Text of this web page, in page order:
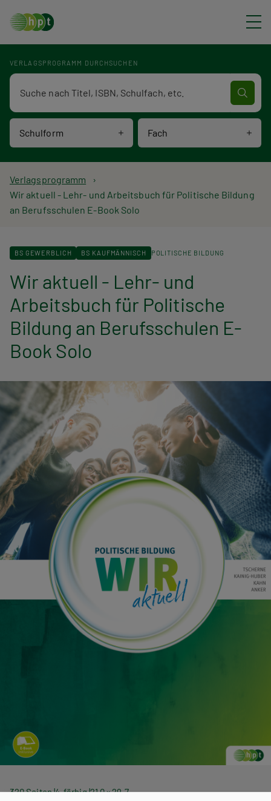
VERLAGSPROGRAMM DURCHSUCHEN
Schulform Fach
Verlagsprogramm Volltextsuche
P
f
d
n
a
v
i
g
a
t
i
o
n
Verlagsprogramm
Wir aktuell - Lehr- und Arbeitsbuch für Politische Bildung
an Berufsschulen E-Book Solo
BS GEWERBLICH BS KAUFMÄNNISCH POLITISCHE BILDUNG
Wir aktuell - Lehr- und
Arbeitsbuch für Politische
Bildung an Berufsschulen E-
Book Solo
320 Seiten 4-färbig 21,0 × 29,7